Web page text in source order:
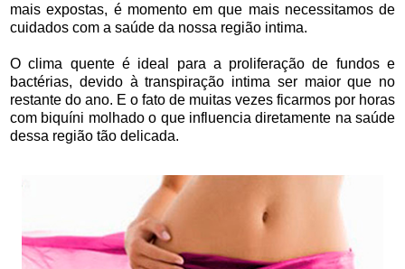
mais expostas, é momento em que mais necessitamos de
cuidados com a saúde da nossa região intima.
O clima quente é ideal para a proliferação de fundos e
bactérias, devido à transpiração intima ser maior que no
restante do ano. E o fato de muitas vezes ficarmos por horas
com biquíni molhado o que influencia diretamente na saúde
dessa região tão delicada.